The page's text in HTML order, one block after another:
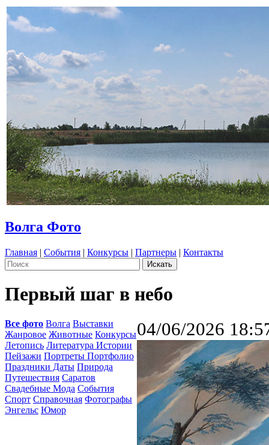
Волга Фото
Главная | События | Конкурсы | Партнеры | Контакты
Первый шаг в небо
Все фото Волга Выставки
Жанровое Животные Конкурсы
Летопись Литература Истории
Пейзажи Портреты Портфолио
Праздники Даты Природа
Путешествия Саратов
Свадебные Мода События
Спорт Справочная Фотографы
Энгельс Юмор
04/06/2026